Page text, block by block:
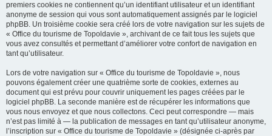
premiers cookies ne contiennent qu’un identifiant utilisateur et un identifiant
anonyme de session qui vous sont automatiquement assignés par le logiciel
phpBB. Un troisième cookie sera créé lors de votre navigation sur les sujets de
« Office du tourisme de Topoldavie », archivant de ce fait tous les sujets que
vous avez consultés et permettant d’améliorer votre confort de navigation en
tant qu’utilisateur.
Lors de votre navigation sur « Office du tourisme de Topoldavie », nous
pouvons également créer une quatrième sorte de cookies, externes au
document qui est prévu pour couvrir uniquement les pages créées par le
logiciel phpBB. La seconde manière est de récupérer les informations que
vous nous envoyez et que nous collectons. Ceci peut correspondre — mais
n’est pas limité à — la publication de messages en tant qu’utilisateur anonyme,
l’inscription sur « Office du tourisme de Topoldavie » (désignée ci-après par